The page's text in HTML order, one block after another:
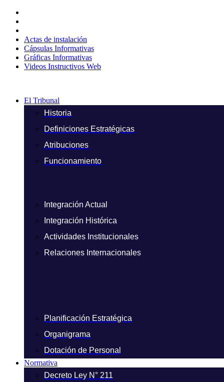
contenido
Actas de instalación
Cápsulas Informativas
Gráficas Informativas
Videos Instructivos Web
El Tribunal
Historia
Definiciones Estratégicas
Atribuciones
Funcionamiento
Integración Actual
Integración Histórica
Actividades Institucionales
Relaciones Internacionales
Planificación Estratégica
Organigrama
Dotación de Personal
Normativa
Decreto Ley N° 211